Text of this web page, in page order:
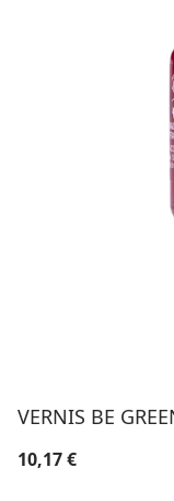
VERNIS BE
10,17€